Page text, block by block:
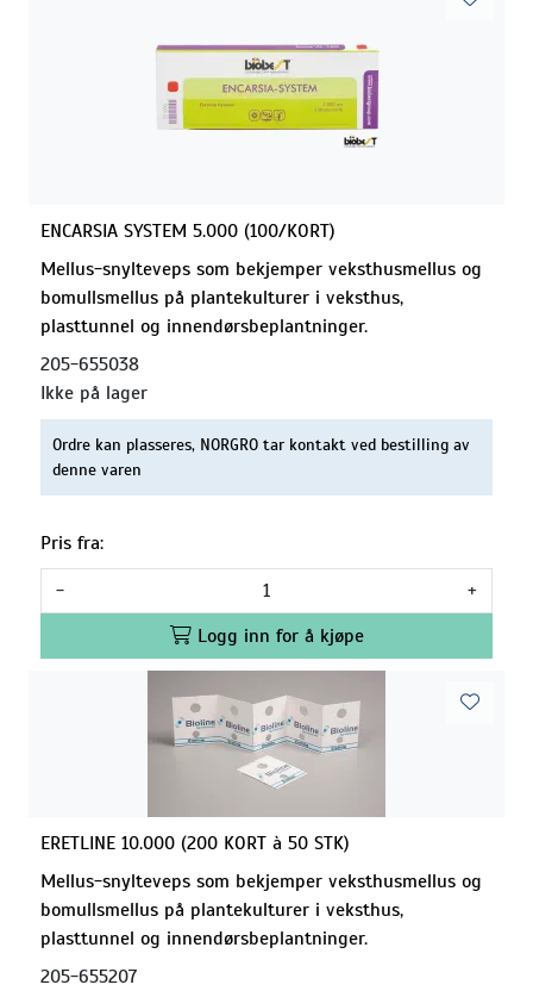
ENCARSIA SYSTEM 5.000 (100/KORT)
Mellus-snylteveps som bekjemper veksthusmellus og
bomullsmellus på plantekulturer i veksthus,
plasttunnel og innendørsbeplantninger.
205-655038
Ikke på lager
Ordre kan plasseres, NORGRO tar kontakt ved bestilling av
denne varen
Pris fra:
-
+
Logg inn for å kjøpe
ERETLINE 10.000 (200 KORT à 50 STK)
Mellus-snylteveps som bekjemper veksthusmellus og
bomullsmellus på plantekulturer i veksthus,
plasttunnel og innendørsbeplantninger.
205-655207